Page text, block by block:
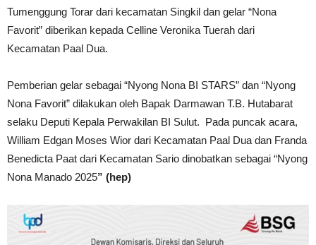
Tumenggung Torar dari kecamatan Singkil dan gelar “Nona
Favorit” diberikan kepada Celline Veronika Tuerah dari
Kecamatan Paal Dua.
Pemberian gelar sebagai “Nyong Nona BI STARS” dan “Nyong
Nona Favorit” dilakukan oleh Bapak Darmawan T.B. Hutabarat
selaku Deputi Kepala Perwakilan BI Sulut. Pada puncak acara,
William Edgan Moses Wior dari Kecamatan Paal Dua dan Franda
Benedicta Paat dari Kecamatan Sario dinobatkan sebagai “Nyong
Nona Manado 2025” (hep)